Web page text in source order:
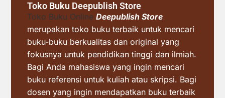
Toko Buku Deepublish Store
Toko Buku Online Deepublish Store
merupakan toko buku terbaik untuk mencari
buku-buku berkualitas dan original yang
fokusnya untuk pendidikan tinggi dan ilmiah.
Bagi Anda mahasiswa yang ingin mencari
buku referensi untuk kuliah atau skripsi. Bagi
dosen yang ingin mendapatkan buku terbaik